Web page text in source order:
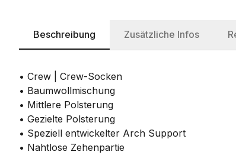
Beschreibung Zusätzliche Infos
• Crew | Crew-Socken
• Baumwollmischung
• Mittlere Polsterung
• Gezielte Polsterung
• Speziell entwickelter Arch Support
• Nahtlose Zehenpartie